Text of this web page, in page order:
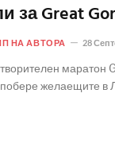
за Great
НА АВТОРА 28
маратон
побере желаещите в